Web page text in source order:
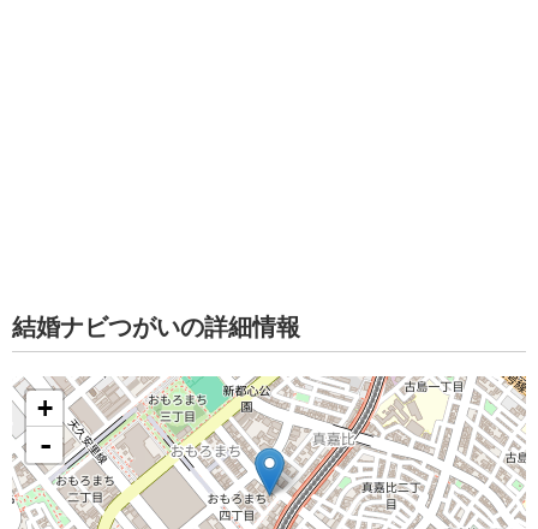
結婚ナビつがいの詳細情報
+
-